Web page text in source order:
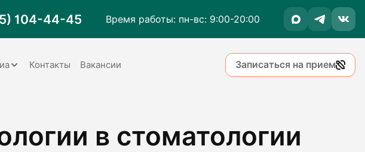
104-44-45 Время работы: пн-вс: 9:00-20:00
Контакты Вакансии Записаться на прием
в стоматологии